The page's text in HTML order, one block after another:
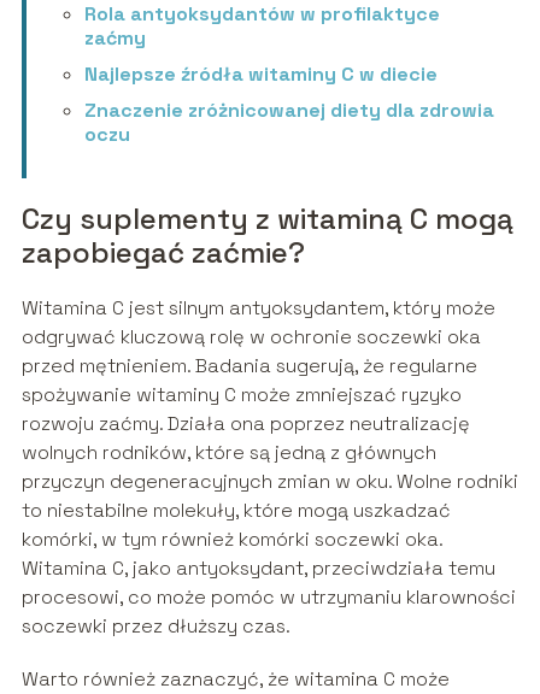
Rola antyoksydantów w profilaktyce
zaćmy
Najlepsze źródła witaminy C w diecie
Znaczenie zróżnicowanej diety dla zdrowia
oczu
Czy suplementy z witaminą C mogą
zapobiegać zaćmie?
Witamina C jest silnym antyoksydantem, który może
odgrywać kluczową rolę w ochronie soczewki oka
przed mętnieniem. Badania sugerują, że regularne
spożywanie witaminy C może zmniejszać ryzyko
rozwoju zaćmy. Działa ona poprzez neutralizację
wolnych rodników, które są jedną z głównych
przyczyn degeneracyjnych zmian w oku. Wolne rodniki
to niestabilne molekuły, które mogą uszkadzać
komórki, w tym również komórki soczewki oka.
Witamina C, jako antyoksydant, przeciwdziała temu
procesowi, co może pomóc w utrzymaniu klarowności
soczewki przez dłuższy czas.
Warto również zaznaczyć, że witamina C może